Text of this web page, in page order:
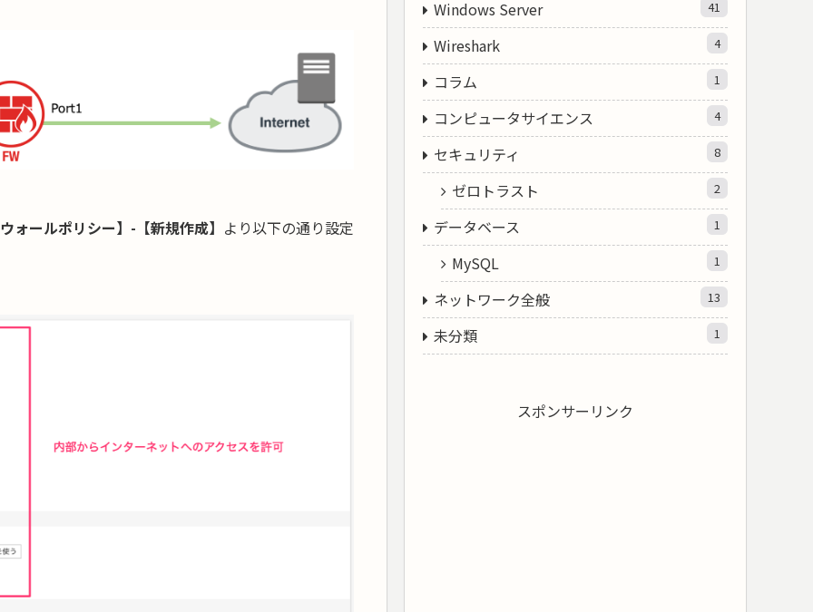
ォールポリシー】-【新規作成】 より以下の通り設定
Windows Server 41
Wireshark 4
コラム 1
コンピュータサイエンス 4
セキュリティ 8
ゼロトラスト 2
データベース 1
MySQL 1
ネットワーク全般 13
未分類 1
スポンサーリンク